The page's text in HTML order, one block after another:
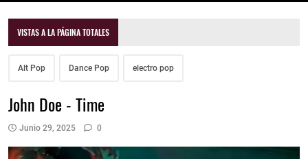
VISTAS A LA PÁGINA TOTALES
Alt Pop Dance Pop electro pop
John Doe - Time
Junio 29, 2025 0